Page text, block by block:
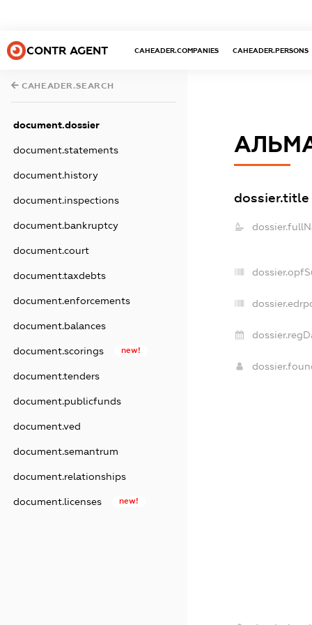
CONTR AGENT CAHEADER.COMPANIES CAHEADER.PERSONS
CAHEADER.SEARCH
document.dossier
document.statements
document.history
document.inspections
document.bankruptcy
document.court
document.taxdebts
document.enforcements
document.balances
document.scorings new!
document.tenders
document.publicfunds
document.ved
document.semantrum
document.relationships
document.licenses new!
dossier.title